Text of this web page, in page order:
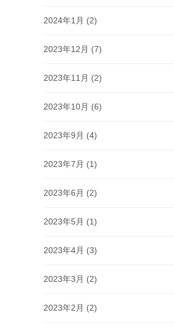
2024年1月 (2)
2023年12月 (7)
2023年11月 (2)
2023年10月 (6)
2023年9月 (4)
2023年7月 (1)
2023年6月 (2)
2023年5月 (1)
2023年4月 (3)
2023年3月 (2)
2023年2月 (2)